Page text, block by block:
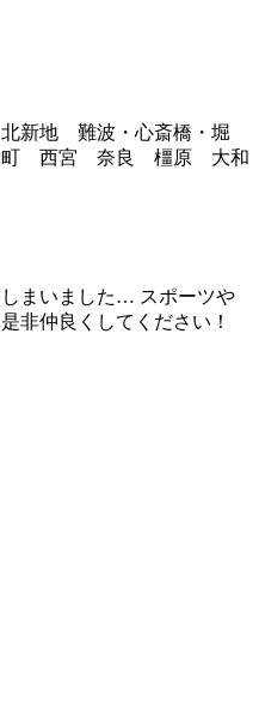
新地 難波・心斎橋・堀
西宮 奈良 橿原 大和
まいました… スポーツや
非仲良くしてください！